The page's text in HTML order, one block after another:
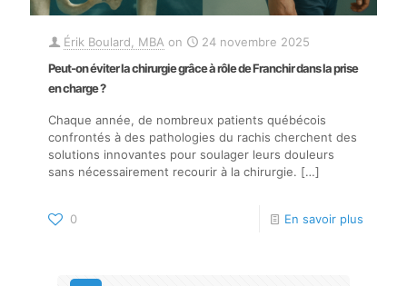
Érik Boulard, MBA on
24 novembre 2025
Peut-on éviter la chirurgie grâce à rôle de Franchir dans la prise
en charge ?
Chaque année, de nombreux patients québécois
confrontés à des pathologies du rachis cherchent des
solutions innovantes pour soulager leurs douleurs
sans nécessairement recourir à la chirurgie. […]
0 En savoir plus